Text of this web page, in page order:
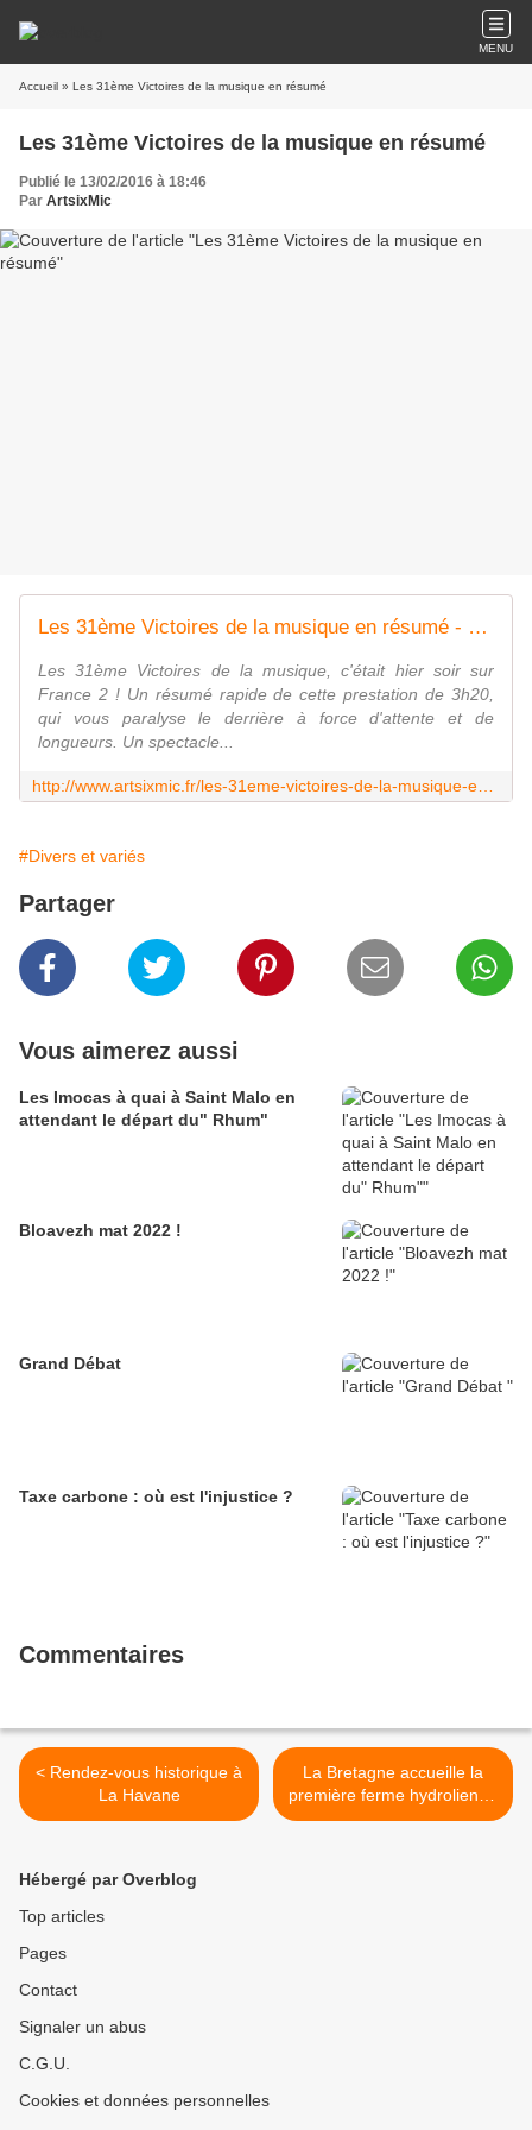
MENU
Accueil » Les 31ème Victoires de la musique en résumé
Les 31ème Victoires de la musique en résumé
Publié le 13/02/2016 à 18:46
Par ArtsixMic
Les 31ème Victoires de la musique en résumé - artsixMic
Les 31ème Victoires de la musique, c'était hier soir sur
France 2 ! Un résumé rapide de cette prestation de 3h20,
qui vous paralyse le derrière à force d'attente et de
longueurs. Un spectacle...
#Divers et variés
Partager
Vous aimerez aussi
Les Imocas à quai à Saint Malo en
attendant le départ du" Rhum"
Bloavezh mat 2022 !
Grand Débat
Taxe carbone : où est l'injustice ?
Commentaires
< Rendez-vous historique à
La Havane
La Bretagne accueille la
première ferme hydrolienne
au monde >
Hébergé par Overblog
Top articles
Pages
Contact
Signaler un abus
C.G.U.
Cookies et données personnelles